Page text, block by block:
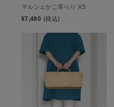
マルシェかご革べり XS
¥7,480 (税込)